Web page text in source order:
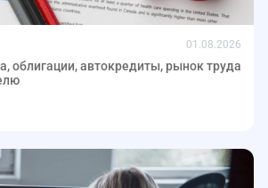
01.08.2026
облигации, автокредиты, рынок труда